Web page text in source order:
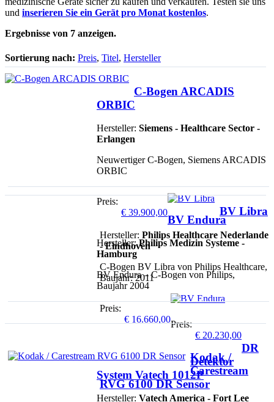
und inserieren Sie ein Gerät pro Monat kostenlos.
Ergebnisse von 7 anzeigen.
Sortierung nach: Preis, Titel, Hersteller
C-Bogen ARCADIS
ORBIC
Hersteller: Siemens - Healthcare Sector -
Erlangen
Neuwertiger C-Bogen, Siemens ARCADIS
ORBIC
Preis:
€ 39.900,00 BV Libra
Hersteller: Philips Healthcare Nederlande
- Eindhoven
C-Bogen BV Libra von Philips Healthcare,
Baujahr: 2011
Preis:
€ 16.660,00
BV Endura
Hersteller:Philips Medizin Systeme -
Hamburg
BV Endura – C-Bogen von Philips,
Baujahr 2004
Preis:
€ 20.230,00
Kodak /
Carestream
RVG 6100 DR Sensor
DR
Detektor
System Vatech 1012P
Hersteller: Vatech America - Fort Lee